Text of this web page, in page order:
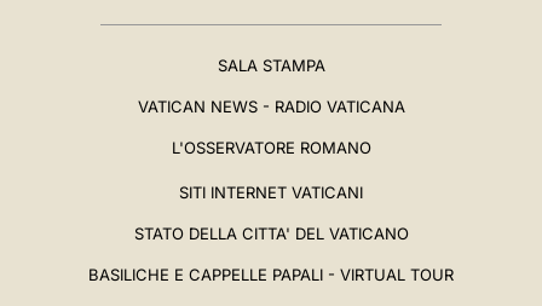
SALA STAMPA
VATICAN NEWS - RADIO VATICANA
L'OSSERVATORE ROMANO
SITI INTERNET VATICANI
STATO DELLA CITTA' DEL VATICANO
BASILICHE E CAPPELLE PAPALI - VIRTUAL TOUR